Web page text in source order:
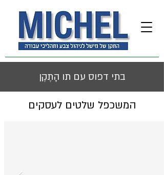
בתי דפוס עם תו הָתֶקֶן
המשכפל שלטים לעסקים